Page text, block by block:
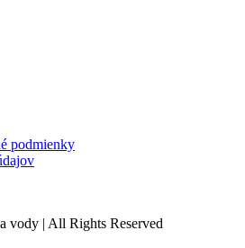
podmienky
vody | All Rights Reserved